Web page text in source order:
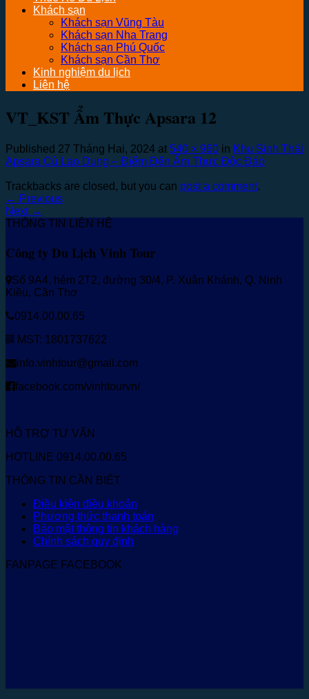
Khách sạn
Khách sạn Vũng Tàu
Khách sạn Nha Trang
Khách sạn Phú Quốc
Khách sạn Cần Thơ
Kinh nghiệm du lịch
Liên hệ
VT_KST Ẩm Thực Apsara 12
Published 27 Tháng Hai, 2024 at 540 × 960 in Khu Sinh Thái
Apsara Cù Lao Dung – Điểm Đến Ẩm Thực Độc Đáo
Trackbacks are closed, but you can post a comment.
← Previous
Next →
THÔNG TIN LIÊN HỆ
Công ty Du Lịch Vinh Tour
Số 9A4, hẻm 2T2, đường 30/4, P. Xuân Khánh, Q. Ninh
Kiều, Cần Thơ
0914.00.00.65
MST: 1801737622
info.vinhtour@gmail.com
facebook.com/vinhtourvn/
HỖ TRỢ TƯ VẤN
HOTLINE 0914.00.00.65
THÔNG TIN CẦN BIẾT
Điều kiện điều khoản
Phương thức thanh toán
Bảo mật thông tin khách hàng
Chính sách quy định
FANPAGE FACEBOOK